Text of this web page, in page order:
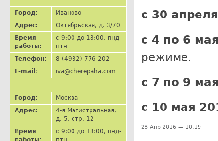
Город:
Иваново
Адрес:
Октябрьская, д. 3/70
Время
работы:
с 9:00 до 18:00, пнд-
птн
Телефон:
8 (4932) 776-202
E-mail:
iva@cherepaha.com
Город:
Москва
Адрес:
4-я Магистральная,
д. 5, стр. 12
Время
с 9:00 до 18:00, пнд-
с 30
с 4 по 6
режиме.
с 7 по 9
с 10 мая
28 Апр 2016 — 10:19